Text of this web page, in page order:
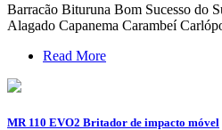
Barracão Bituruna Bom Sucesso do
Alagado Capanema Carambeí
Read More
MR 110 EVO2 Britador de impacto móvel